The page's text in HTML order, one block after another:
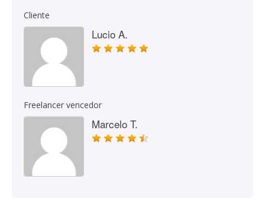
Cliente
Lucio A.
Freelancer vencedor
Marcelo T.